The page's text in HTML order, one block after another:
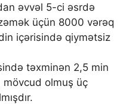
əvvəl 5-ci əsrdə
üçün 8000 vərəq
içərisində qiymətsiz
təxminən 2,5 min
olmuş üç